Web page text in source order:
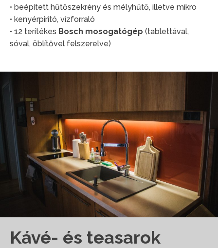
• beépített hűtőszekrény és mélyhűtő, illetve mikro
• kenyérpirító, vízforraló
• 12 terítékes Bosch mosogatógép (tablettával,
sóval, öblítővel felszerelve)
Kávé- és teasarok